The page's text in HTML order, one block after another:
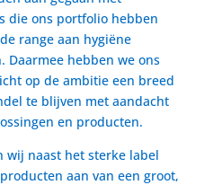
die ons portfolio hebben
range aan hygiëne
Daarmee hebben we ons
op de ambitie een breed
te blijven met aandacht
en producten.
wij naast het sterke label
producten aan van een groot,